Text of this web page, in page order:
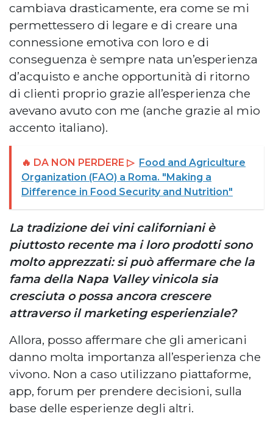
cambiava drasticamente, era come se mi
permettessero di legare e di creare una
connessione emotiva con loro e di
conseguenza è sempre nata un’esperienza
d’acquisto e anche opportunità di ritorno
di clienti proprio grazie all’esperienza che
avevano avuto con me (anche grazie al mio
accento italiano).
🔥 DA NON PERDERE ▷ Food and Agriculture
Organization (FAO) a Roma. "Making a
Difference in Food Security and Nutrition"
La tradizione dei vini californiani è
piuttosto recente ma i loro prodotti sono
molto apprezzati: si può affermare che la
fama della Napa Valley vinicola sia
cresciuta o possa ancora crescere
attraverso il marketing esperienziale?
Allora, posso affermare che gli americani
danno molta importanza all’esperienza che
vivono. Non a caso utilizzano piattaforme,
app, forum per prendere decisioni, sulla
base delle esperienze degli altri.